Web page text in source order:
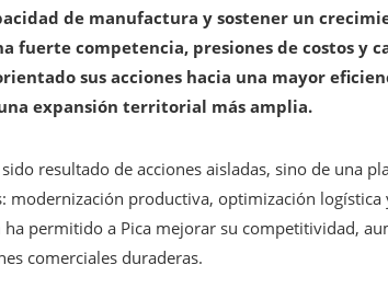
de manufactura y sostener un
fuerte competencia, presiones de costos y
sus acciones hacia una mayor
expansión territorial más amplia.
resultado de acciones aisladas, sino de una
modernización productiva, optimización logística
ha permitido a Pica mejorar su competitividad,
comerciales duraderas.